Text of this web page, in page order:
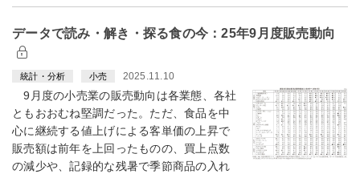
データで読み・解き・探る食の今：25年9月度販売動向
統計・分析 小売 2025.11.10
9月度の小売業の販売動向は各業態、各社
ともおおむね堅調だった。ただ、食品を中
心に継続する値上げによる客単価の上昇で
販売額は前年を上回ったものの、買上点数
の減少や、記録的な残暑で季節商品の入れ